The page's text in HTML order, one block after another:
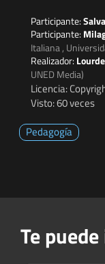
Participante:
Participante:
Italiana ,
Realizador:
UNED Media)
Licencia:
Visto: 60 veces
Pedagogía
Te